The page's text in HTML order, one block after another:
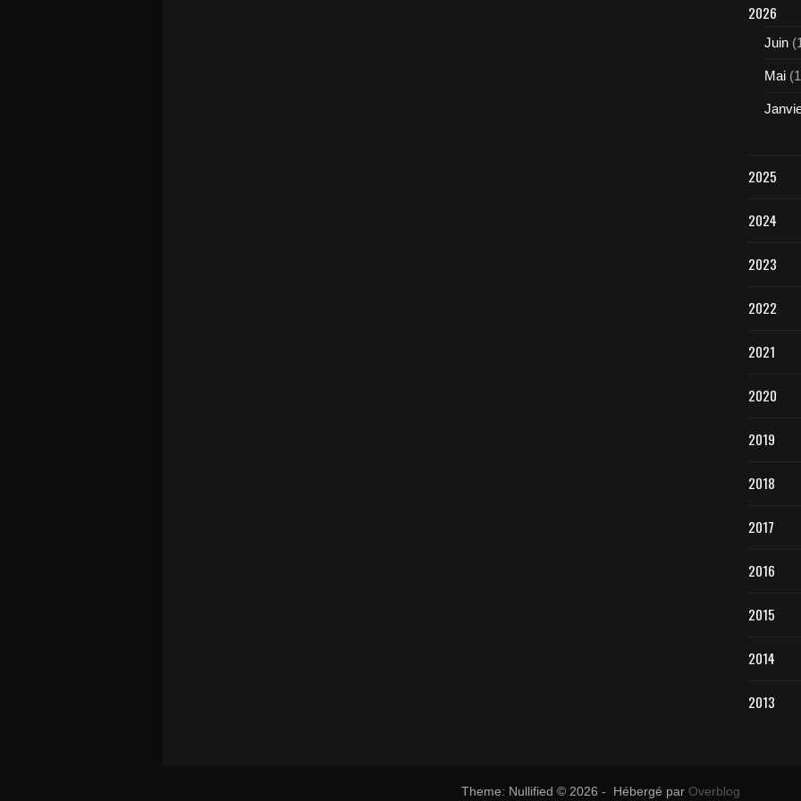
2026
Juin
Mai
2025
2024
2023
2022
2021
2020
2019
2018
2017
2016
2015
2014
2013
Theme: Nullified © 2026 - Hébergé par Overblog